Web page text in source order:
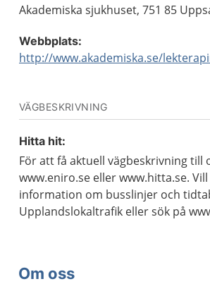
Akademiska sjukhuset, 751 85
Webbplats:
http://www.akademiska.se/
VÄGBESKRIVNING
Hitta hit:
För att få aktuell vägbeskrivning till
www.eniro.se eller www.hitta.se.
information om busslinjer och
Upplandslokaltrafik eller sök på
Om oss